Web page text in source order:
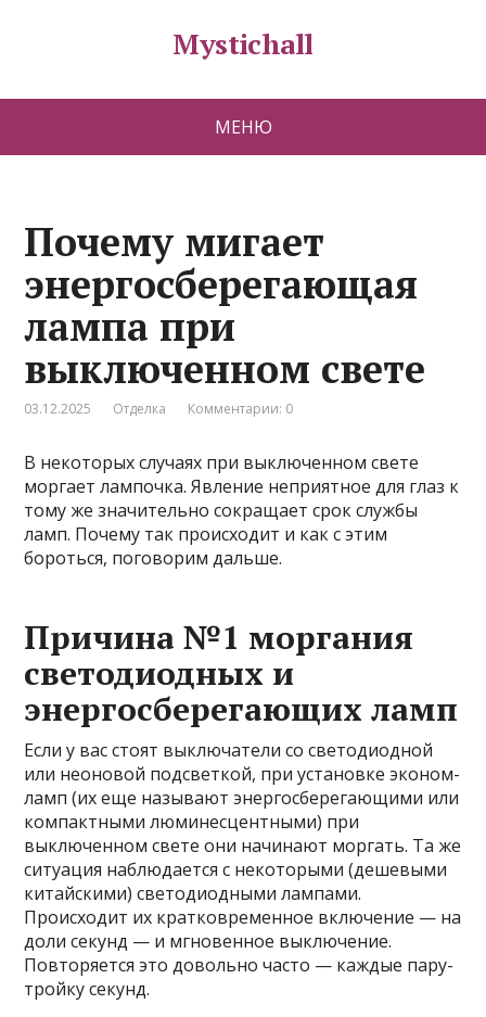
Mystichall
МЕНЮ
Почему мигает
энергосберегающая
лампа при
выключенном свете
03.12.2025 Отделка Комментарии: 0
В некоторых случаях при выключенном свете
моргает лампочка. Явление неприятное для глаз к
тому же значительно сокращает срок службы
ламп. Почему так происходит и как с этим
бороться, поговорим дальше.
Причина №1 моргания
светодиодных и
энергосберегающих ламп
Если у вас стоят выключатели со светодиодной
или неоновой подсветкой, при установке эконом-
ламп (их еще называют энергосберегающими или
компактными люминесцентными) при
выключенном свете они начинают моргать. Та же
ситуация наблюдается с некоторыми (дешевыми
китайскими) светодиодными лампами.
Происходит их кратковременное включение — на
доли секунд — и мгновенное выключение.
Повторяется это довольно часто — каждые пару-
тройку секунд.